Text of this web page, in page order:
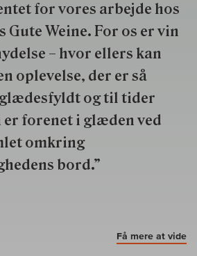
for vores arbejde hos
Gute Weine. For os er vin
– hvor ellers kan
oplevelse, der er så
og til tider
er forenet i glæden ved
omkring
bord.”
Få mere at vide